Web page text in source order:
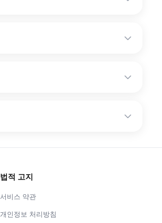
법적 고지
서비스 약관
개인정보 처리방침